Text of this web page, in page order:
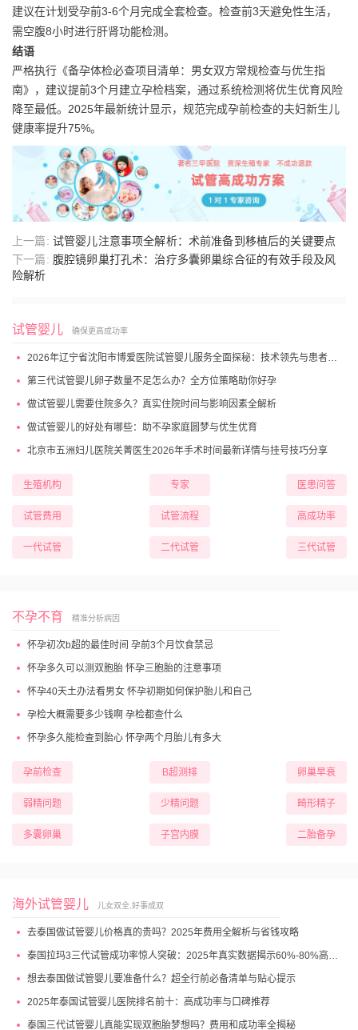
建议在计划受孕前3-6个月完成全套检查。检查前3天避免性生活，
需空腹8小时进行肝肾功能检测。
结语
严格执行《备孕体检必查项目清单：男女双方常规检查与优生指
南》，建议提前3个月建立孕检档案，通过系统检测将优生优育风险
降至最低。2025年最新统计显示，规范完成孕前检查的夫妇新生儿
健康率提升75%。
上一篇: 试管婴儿注意事项全解析：术前准备到移植后的关键要点
下一篇: 腹腔镜卵巢打孔术：治疗多囊卵巢综合征的有效手段及风
险解析
试管婴儿 确保更高成功率
2026年辽宁省沈阳市博爱医院试管婴儿服务全面探秘：技术领先与患者高满意度
第三代试管婴儿卵子数量不足怎么办？全方位策略助你好孕
做试管婴儿需要住院多久？真实住院时间与影响因素全解析
做试管婴儿的好处有哪些：助不孕家庭圆梦与优生优育
北京市五洲妇儿医院关菁医生2026年手术时间最新详情与挂号技巧分享
生殖机构 专家 医患问答
试管费用 试管流程 高成功率
一代试管 二代试管 三代试管
不孕不育 精准分析病因
怀孕初次b超的最佳时间 孕前3个月饮食禁忌
怀孕多久可以测双胞胎 怀孕三胞胎的注意事项
怀孕40天土办法看男女 怀孕初期如何保护胎儿和自己
孕检大概需要多少钱啊 孕检都查什么
怀孕多久能检查到胎心 怀孕两个月胎儿有多大
孕前检查 B超测排 卵巢早衰
弱精问题 少精问题 畸形精子
多囊卵巢 子宫内膜 二胎备孕
海外试管婴儿 儿女双全,好事成双
去泰国做试管婴儿价格真的贵吗？2025年费用全解析与省钱攻略
泰国拉玛3三代试管成功率惊人突破：2025年真实数据揭示60%-80%高成功妊娠率
想去泰国做试管婴儿要准备什么？超全行前必备清单与贴心提示
2025年泰国试管婴儿医院排名前十：高成功率与口碑推荐
泰国三代试管婴儿真能实现双胞胎梦想吗？费用和成功率全揭秘